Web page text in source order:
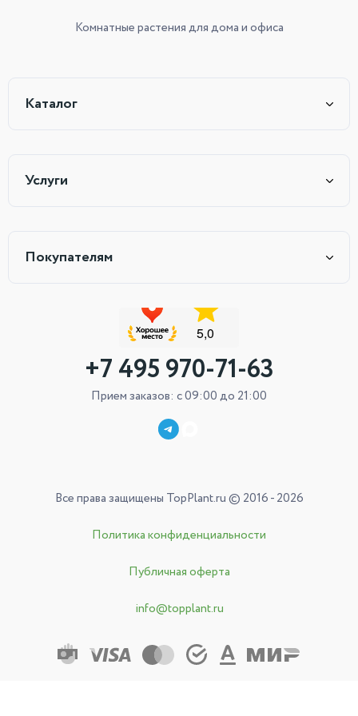
Комнатные растениядля дома и офиса
Каталог
Услуги
Покупателям
+7 495 970-71-63
Прием заказов: с 09:00 до 21:00
Все права защищены TopPlant.ru © 2016 - 2026
Политика конфиденциальности
Публичная оферта
info@topplant.ru